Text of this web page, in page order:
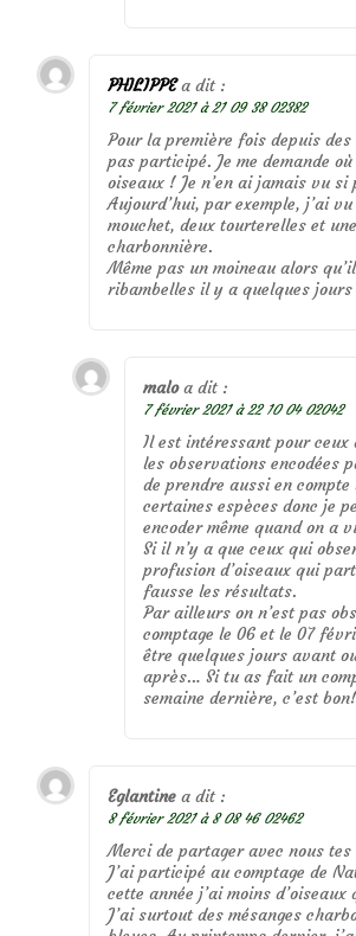
PHILIPPE a dit :
7 février 2021 à 21 09 38 02382
Pour la première fois depuis des
pas participé. Je me demande
oiseaux ! Je n’en ai jamais vu si
Aujourd’hui, par exemple, j’ai
mouchet, deux tourterelles et
charbonnière.
Même pas un moineau alors
ribambelles il y a quelques
malo a dit :
7 février 2021 à 22 10 04 02042
Il est intéressant pour ceux
les observations encodées
de prendre aussi en
certaines espèces donc je
encoder même quand on a
Si il n’y a que ceux qui
profusion d’oiseaux qui
fausse les résultats.
Par ailleurs on n’est pas
comptage le 06 et le 07
être quelques jours avant
après… Si tu as fait un
semaine dernière, c’est bon!
Eglantine a dit :
8 février 2021 à 8 08 46 02462
Merci de partager avec nous tes
J’ai participé au comptage de
cette année j’ai moins d’oiseaux
J’ai surtout des mésanges